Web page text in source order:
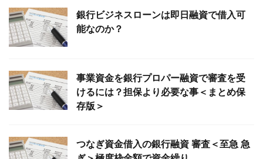
銀行ビジネスローンは即日融資で借入可
能なのか？
事業資金を銀行プロパー融資で審査を受
けるには？担保より必要な事＜まとめ保
存版＞
つなぎ資金借入の銀行融資 審査＜至急 急